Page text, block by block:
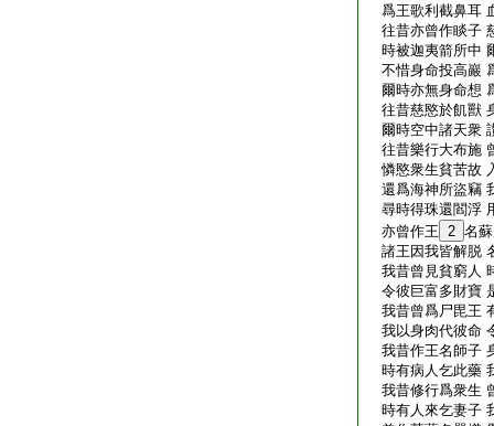
爲王歌利截鼻耳
往昔亦曾作睒子
時被迦夷箭所中
不惜身命投高巖
爾時亦無身命想
往昔慈愍於飢獸
爾時空中諸天衆
往昔樂行大布施
憐愍衆生貧苦故
還爲海神所盜竊
尋時得珠還閻浮
亦曾作王 2 名
諸王因我皆解脱
我昔曾見貧窮人
令彼巨富多財寶
我昔曾爲尸毘王
我以身肉代彼命
我昔作王名師子
時有病人乞此藥
我昔修行爲衆生
時有人來乞妻子